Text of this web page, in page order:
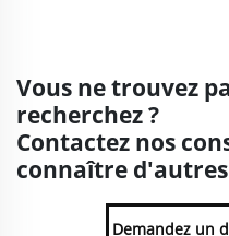
Vous ne trouvez
recherchez ?
Contactez nos
connaître
Demandez un